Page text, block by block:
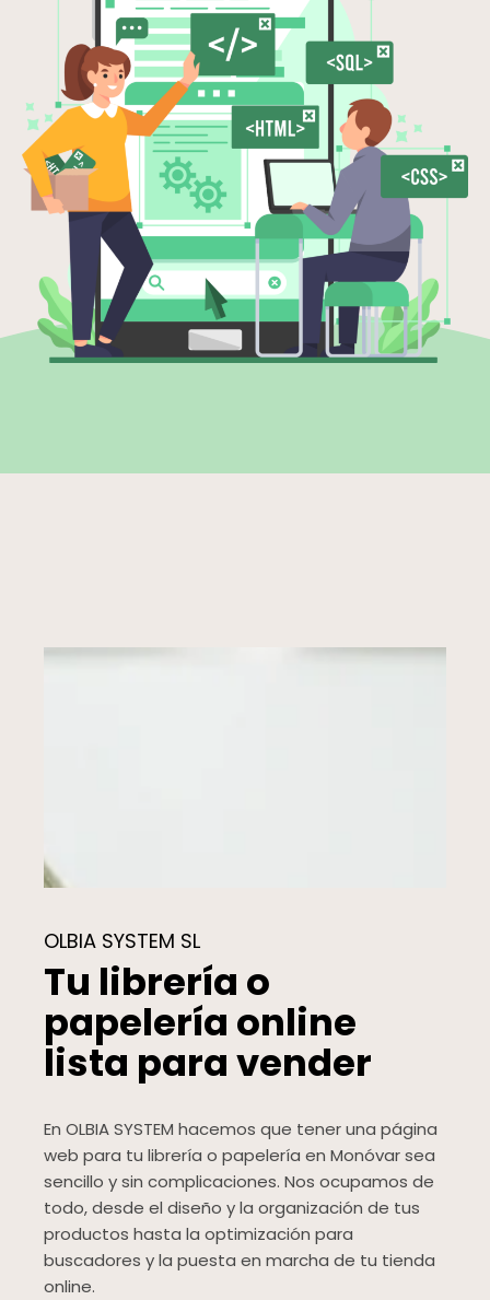
OLBIA SYSTEM SL
Tu librería o
papelería online
lista para vender
En OLBIA SYSTEM hacemos que tener una página
web para tu librería o papelería en Monóvar sea
sencillo y sin complicaciones. Nos ocupamos de
todo, desde el diseño y la organización de tus
productos hasta la optimización para
buscadores y la puesta en marcha de tu tienda
online.